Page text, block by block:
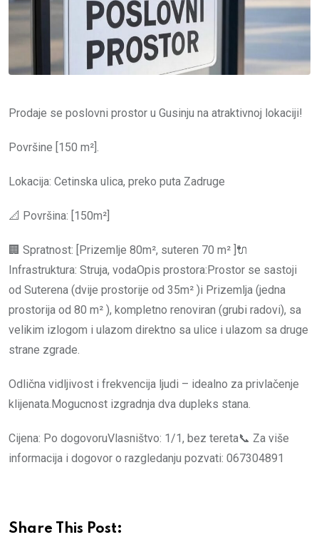
Prodaje se poslovni prostor u Gusinju na atraktivnoj lokaciji!
Površine [150 m²].
Lokacija: Cetinska ulica, preko puta Zadruge
📐 Površina: [150m²]
🏢 Spratnost: [Prizemlje 80m², suteren 70 m² ]🔌
Infrastruktura: Struja, vodaOpis prostora:Prostor se sastoji
od Suterena (dvije prostorije od 35m² )i Prizemlja (jedna
prostorija od 80 m² ), kompletno renoviran (grubi radovi), sa
velikim izlogom i ulazom direktno sa ulice i ulazom sa druge
strane zgrade.
Odlična vidljivost i frekvencija ljudi – idealno za privlačenje
klijenata.Mogucnost izgradnja dva dupleks stana.
Cijena: Po dogovoruVlasništvo: 1/1, bez tereta📞 Za više
informacija i dogovor o razgledanju pozvati: 067304891
Share This Post: